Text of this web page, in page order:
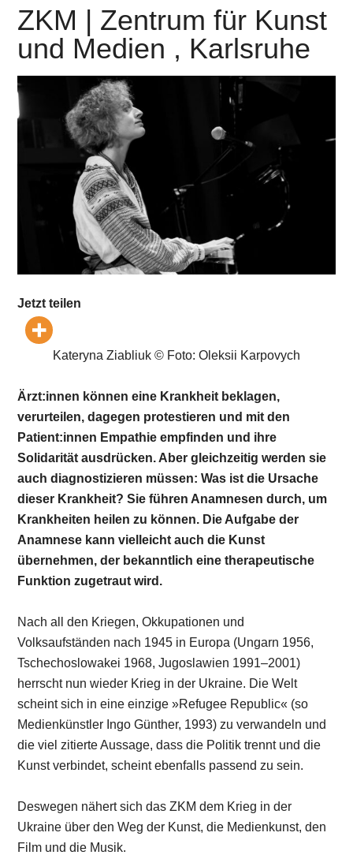
ZKM | Zentrum für Kunst
und Medien , Karlsruhe
Jetzt teilen
Kateryna Ziabliuk © Foto: Oleksii Karpovych
Ärzt:innen können eine Krankheit beklagen,
verurteilen, dagegen protestieren und mit den
Patient:innen Empathie empfinden und ihre
Solidarität ausdrücken. Aber gleichzeitig werden sie
auch diagnostizieren müssen: Was ist die Ursache
dieser Krankheit? Sie führen Anamnesen durch, um
Krankheiten heilen zu können. Die Aufgabe der
Anamnese kann vielleicht auch die Kunst
übernehmen, der bekanntlich eine therapeutische
Funktion zugetraut wird.
Nach all den Kriegen, Okkupationen und
Volksaufständen nach 1945 in Europa (Ungarn 1956,
Tschechoslowakei 1968, Jugoslawien 1991–2001)
herrscht nun wieder Krieg in der Ukraine. Die Welt
scheint sich in eine einzige »Refugee Republic« (so
Medienkünstler Ingo Günther, 1993) zu verwandeln und
die viel zitierte Aussage, dass die Politik trennt und die
Kunst verbindet, scheint ebenfalls passend zu sein.
Deswegen nähert sich das ZKM dem Krieg in der
Ukraine über den Weg der Kunst, die Medienkunst, den
Film und die Musik.